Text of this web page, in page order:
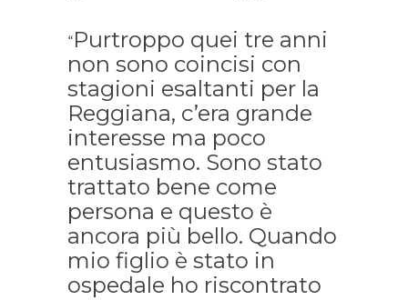
“Purtroppo quei tre anni
non sono coincisi con
stagioni esaltanti per la
Reggiana, c’era grande
interesse ma poco
entusiasmo. Sono stato
trattato bene come
persona e questo è
ancora più bello. Quando
mio figlio è stato in
ospedale ho riscontrato